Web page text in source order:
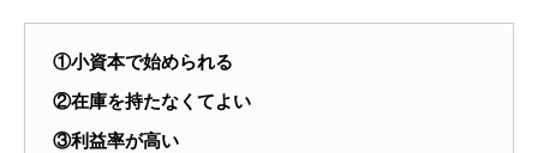
①小資本で始められる
②在庫を持たなくてよい
③利益率が高い